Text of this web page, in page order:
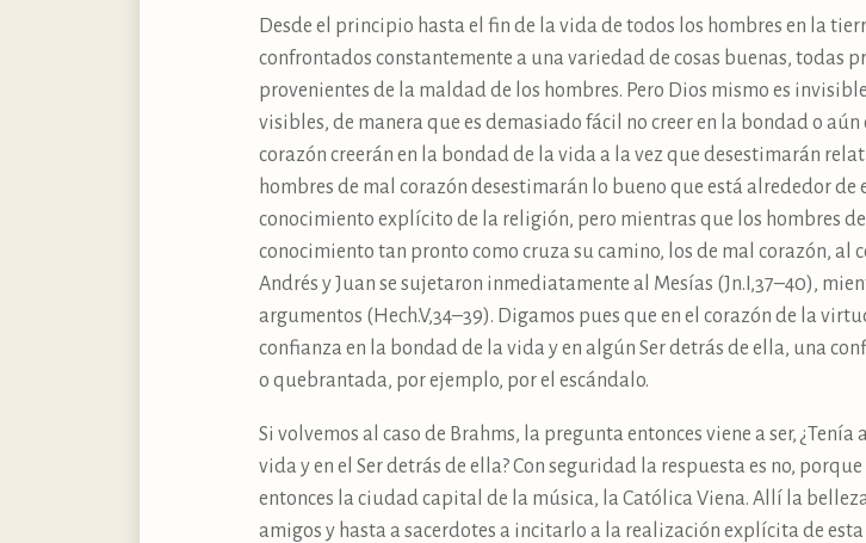
Desde el principio hasta el fin de la vida de todos los hombres en la
confrontados constantemente a una variedad de cosas buenas, todas
provenientes de la maldad de los hombres. Pero Dios mismo es
visibles, de manera que es demasiado fácil no creer en la bondad o
corazón creerán en la bondad de la vida a la vez que desestimarán
hombres de mal corazón desestimarán lo bueno que está alrededor
conocimiento explícito de la religión, pero mientras que los hombres
conocimiento tan pronto como cruza su camino, los de mal corazón, al
Andrés y Juan se sujetaron inmediatamente al Mesías (Jn.I,37–40),
argumentos (Hech.V,34–39). Digamos pues que en el corazón de la
confianza en la bondad de la vida y en algún Ser detrás de ella, una
o quebrantada, por ejemplo, por el escándalo.
Si volvemos al caso de Brahms, la pregunta entonces viene a ser,
vida y en el Ser detrás de ella? Con seguridad la respuesta es no,
entonces la ciudad capital de la música, la Católica Viena. Allí la
amigos y hasta a sacerdotes a incitarlo a la realización explícita de